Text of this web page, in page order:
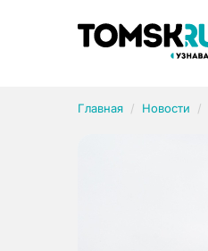
Главная Новости
Рубрики